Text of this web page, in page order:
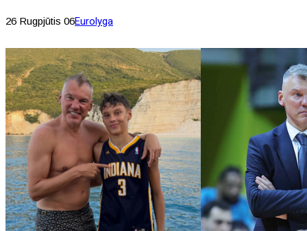
26 Rugpjūtis 06Eurolyga